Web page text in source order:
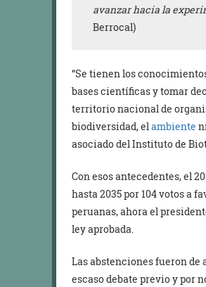
avanzar hacia la
Berrocal)
“Se tienen los
bases científicas y tomar
territorio nacional de
biodiversidad, elambiente
asociado del Instituto de
Con esos antecedentes, el
hasta 2035 por 104 votos a
peruanas, ahora el
ley aprobada.
Las abstenciones fueron de
escaso debate previo y por